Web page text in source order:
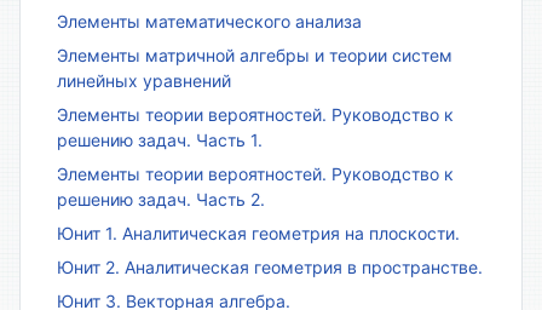
Элементы математического анализа
Элементы матричной алгебры и теории систем
линейных уравнений
Элементы теории вероятностей. Руководство к
решению задач. Часть 1.
Элементы теории вероятностей. Руководство к
решению задач. Часть 2.
Юнит 1. Аналитическая геометрия на плоскости.
Юнит 2. Аналитическая геометрия в пространстве.
Юнит 3. Векторная алгебра.